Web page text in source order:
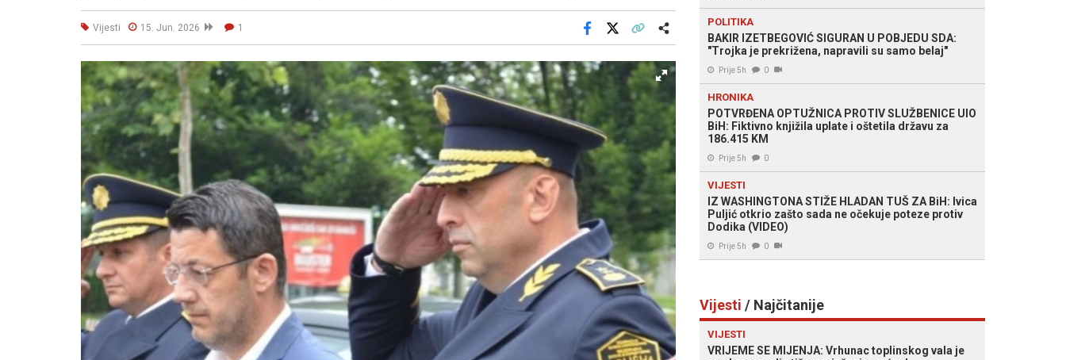
Vijesti 15. Jun. 2026 1
Facebook
POLITIKA
BAKIR IZETBEGOVIĆ SIGURAN U POBJEDU SDA:
"Trojka je prekrižena, napravili su samo belaj"
Prije 5h 0
HRONIKA
POTVRĐENA OPTUŽNICA PROTIV SLUŽBENICE UIO
BiH: Fiktivno knjižila uplate i oštetila državu za
186.415 KM
Prije 5h 0
VIJESTI
IZ WASHINGTONA STIŽE HLADAN TUŠ ZA BiH: Ivica
Puljić otkrio zašto sada ne očekuje poteze protiv
Dodika (VIDEO)
Prije 5h 0
Vijesti / Najčitanije
VIJESTI
VRIJEME SE MIJENJA: Vrhunac toplinskog vala je